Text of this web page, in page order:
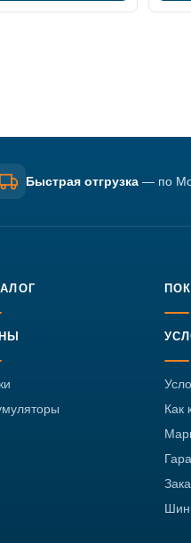
Быстрая отгрузка — по
Как